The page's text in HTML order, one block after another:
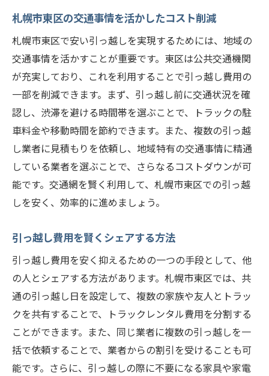
札幌市東区の交通事情を活かしたコスト削減
札幌市東区で安い引っ越しを実現するためには、地域の
交通事情を活かすことが重要です。東区は公共交通機関
が充実しており、これを利用することで引っ越し費用の
一部を削減できます。まず、引っ越し前に交通状況を確
認し、渋滞を避ける時間帯を選ぶことで、トラックの駐
車料金や移動時間を節約できます。また、複数の引っ越
し業者に見積もりを依頼し、地域特有の交通事情に精通
している業者を選ぶことで、さらなるコストダウンが可
能です。交通網を賢く利用して、札幌市東区での引っ越
しを安く、効率的に進めましょう。
引っ越し費用を賢くシェアする方法
引っ越し費用を安く抑えるための一つの手段として、他
の人とシェアする方法があります。札幌市東区では、共
通の引っ越し日を設定して、複数の家族や友人とトラッ
クを共有することで、トラックレンタル費用を分割する
ことができます。また、同じ業者に複数の引っ越しを一
括で依頼することで、業者からの割引を受けることも可
能です。さらに、引っ越しの際に不要になる家具や家電